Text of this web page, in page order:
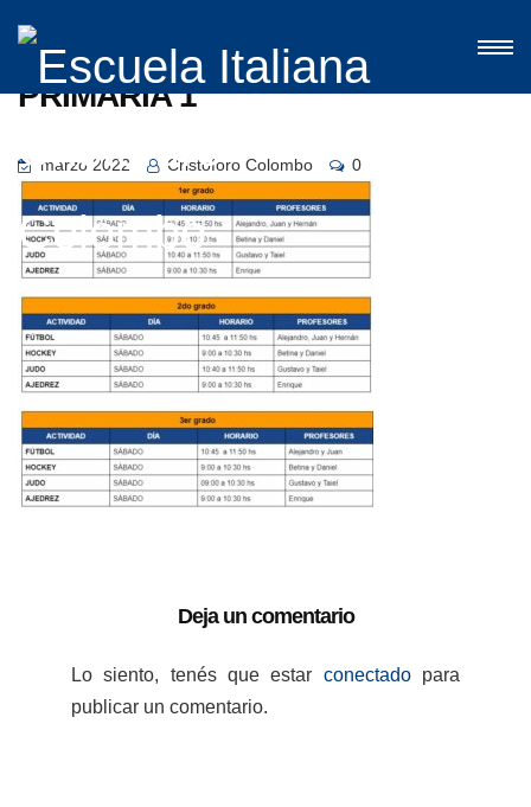
PRIMARIA 1
marzo 2022 Cristoforo Colombo 0
Deja un comentario
Lo siento, tenés que estar conectadopara
publicar un comentario.